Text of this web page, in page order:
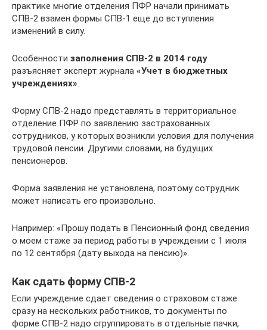
практике многие отделения ПФР начали принимать
СПВ-2 взамен формы СПВ-1 еще до вступления
изменений в силу.
Особенности заполнения СПВ-2 в 2014 году
разъясняет эксперт журнала «Учет в бюджетных
учреждениях».
Форму СПВ-2 надо представлять в территориальное
отделение ПФР по заявлению застрахованных
сотрудников, у которых возникли условия для получения
трудовой пенсии. Другими словами, на будущих
пенсионеров.
Форма заявления не установлена, поэтому сотрудник
может написать его произвольно.
Например: «Прошу подать в Пенсионный фонд сведения
о моем стаже за период работы в учреждении с 1 июля
по 12 сентября (дату выхода на пенсию)».
Как сдать форму СПВ-2
Если учреждение сдает сведения о страховом стаже
сразу на нескольких работников, то документы по
форме СПВ-2 надо сгруппировать в отдельные пачки,